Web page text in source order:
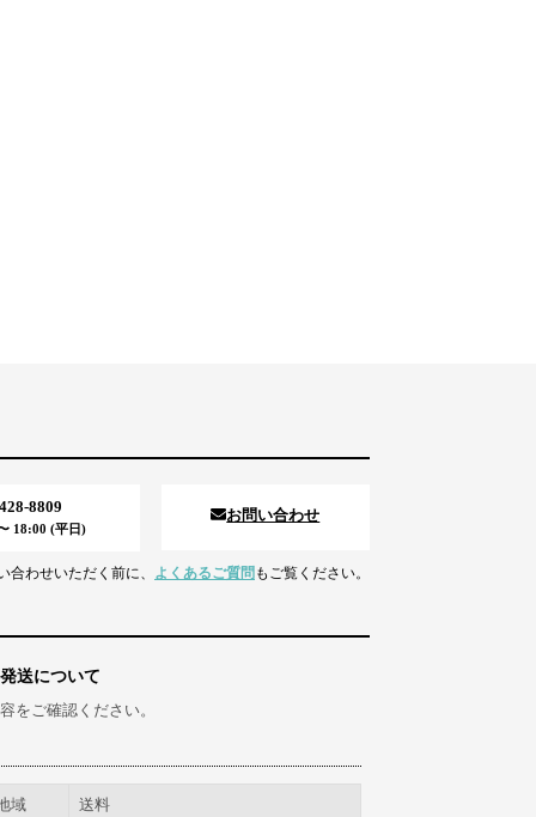
8809
18:00 (平日)
お問い合わせ
合わせいただく前に、 よくあるご質問 もご覧ください。
送について
をご確認ください。
域 送料